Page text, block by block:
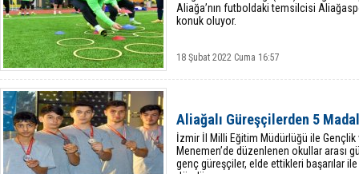
Aliağa’nın futboldaki temsilcisi
konuk oluyor.
18 Şubat 2022 Cuma 16:57
Aliağalı Güreşçilerden 5
İzmir İl Milli Eğitim Müdürlüğü ile
Menemen’de düzenlenen okullar arası
genç güreşçiler, elde ettikleri başarılar